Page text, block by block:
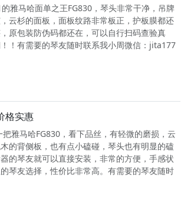
雅马哈面单之王FG830，琴头非常干净，吊牌
云杉的面板，面板纹路非常板正，护板膜都还
原包装防伪码都还在，可以自行扫码查验真
！有需要的琴友随时联系我小周微信：jita177
格实惠
雅马哈FG830，看下品丝，有轻微的磨损，云
的背侧板，也有点小磕碰，琴头也有明显的磕
的琴友就可以直接安装，非常的方便，手感状
琴友选择，性价比非常高。有需要的琴友随时